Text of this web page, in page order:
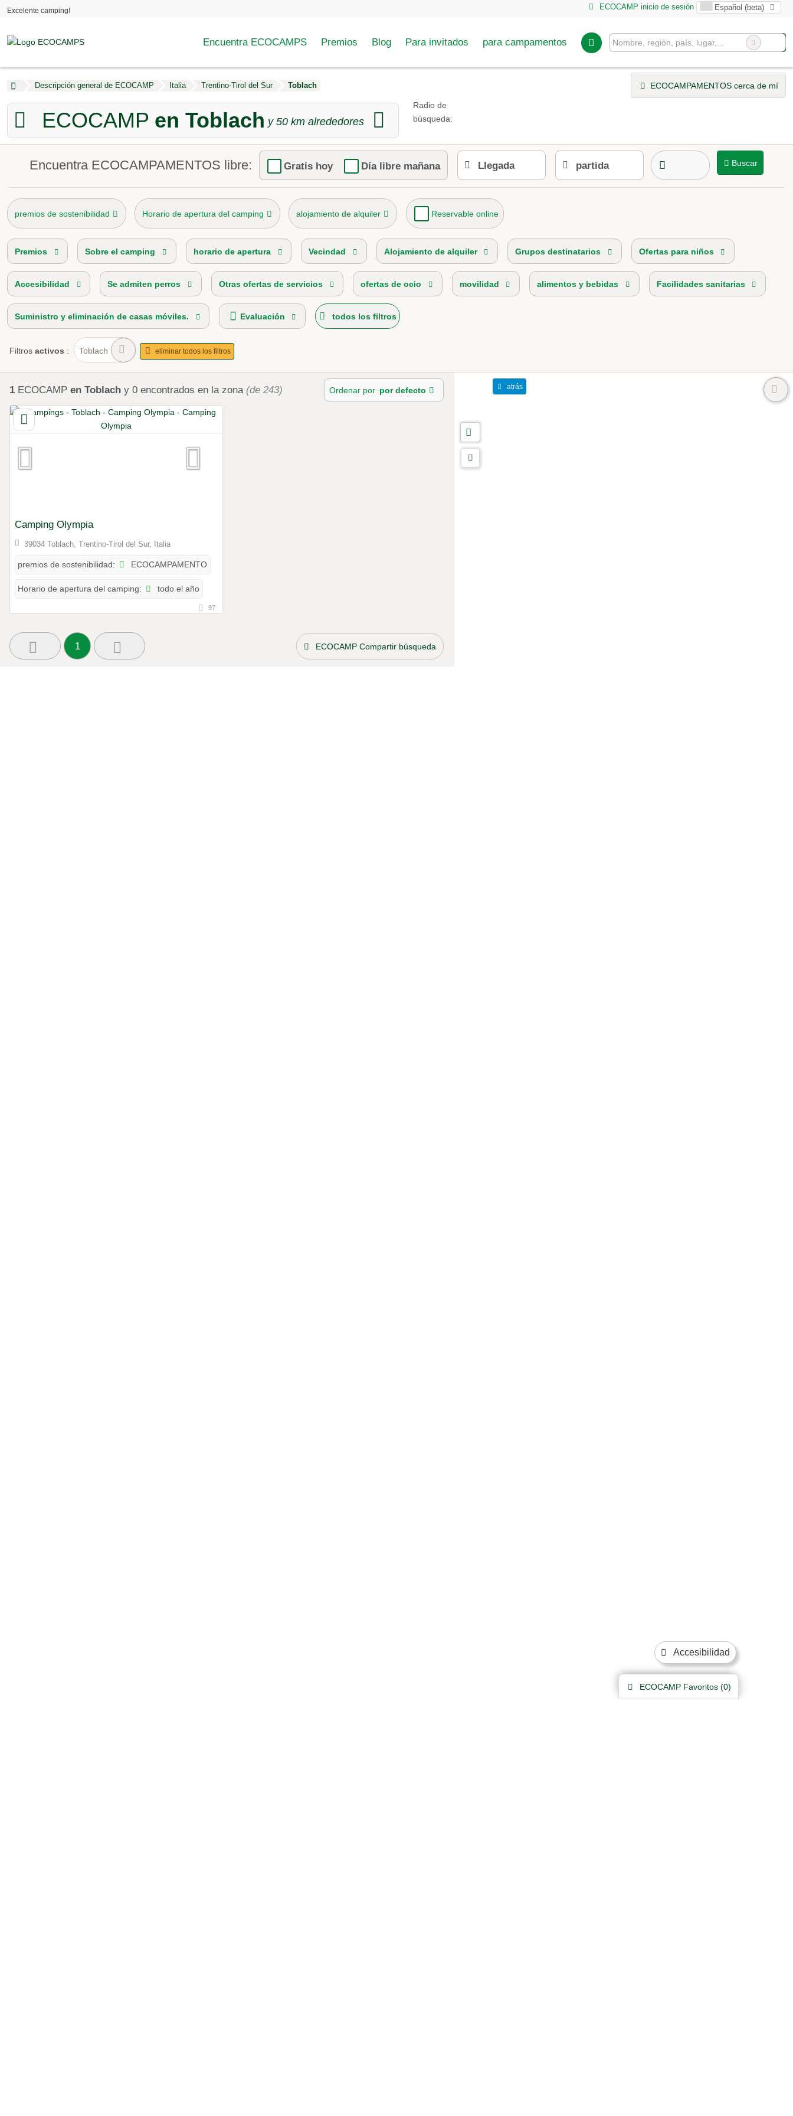
Excelente camping!
Accesibilidad
ECOCAMP inicio de sesión Español (beta)
Encuentra ECOCAMPS Premios Blog Para invitados para campamentos
Descripción general de ECOCAMP Italia Trentino-Tirol del Sur Toblach ECOCAMPAMENTOS cerca de mí
ECOCAMP en Toblach y 50 km alrededores
Radio de
búsqueda:
Encuentra ECOCAMPAMENTOS libre: Gratis hoy Día libre mañana Buscar
premios de sostenibilidad Horario de apertura del camping alojamiento de alquiler Reservable online
Premios Sobre el camping horario de apertura Vecindad Alojamiento de alquiler Grupos destinatarios Ofertas para niños
Accesibilidad Se admiten perros Otras ofertas de servicios ofertas de ocio movilidad alimentos y bebidas Facilidades sanitarias
Suministro y eliminación de casas móviles. Evaluación todos los filtros
Filtros activos : Toblach eliminar todos los filtros
1 ECOCAMP en Toblach y 0 encontrados en la zona (de 243) Ordenar por por defecto
Camping Olympia
39034 Toblach, Trentino-Tirol del Sur, Italia
premios de sostenibilidad: ECOCAMPAMENTO
Horario de apertura del camping: todo el año
97
1 ECOCAMP Compartir búsqueda
ECOCAMP Favoritos (0)
atrás